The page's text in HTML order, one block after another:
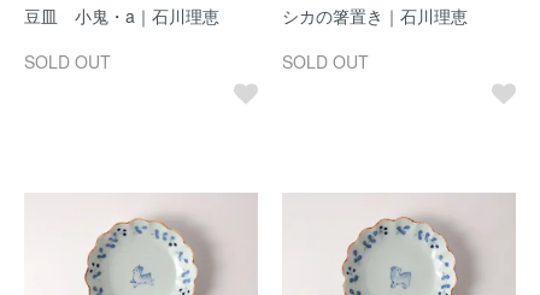
豆皿 小鬼・a｜石川理恵
SOLD OUT
シカの箸置き｜石川理恵
SOLD OUT